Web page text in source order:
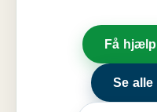
Få
Se